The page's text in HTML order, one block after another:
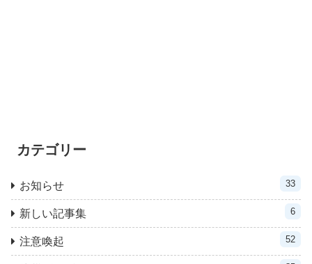
カテゴリー
お知らせ 33
新しい記事集 6
注意喚起 52